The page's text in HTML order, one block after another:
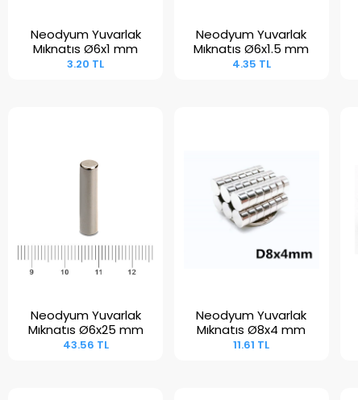
Sepete Ekle
Neodyum Yuvarlak
Mıknatıs Ø6x1 mm
3.20 TL
Sepete Ekle
Neodyum Yuvarlak
Mıknatıs Ø6x1.5 mm
4.35 TL
Sepete Ekle
Neodyum Yuvarlak
Mıknatıs Ø6x25 mm
43.56 TL
Sepete Ekle
Neodyum Yuvarlak
Mıknatıs Ø8x4 mm
11.61 TL